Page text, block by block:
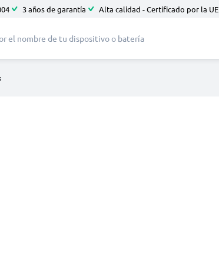
3 años de garantía Alta calidad - Certificado por la UE